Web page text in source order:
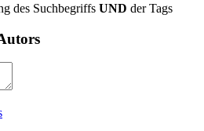
des Suchbegriffs UND der Tags